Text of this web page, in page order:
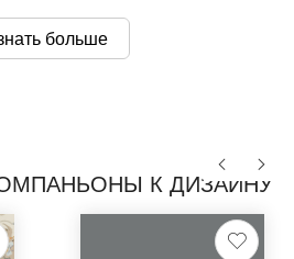
больше
К ДИЗАЙНУ